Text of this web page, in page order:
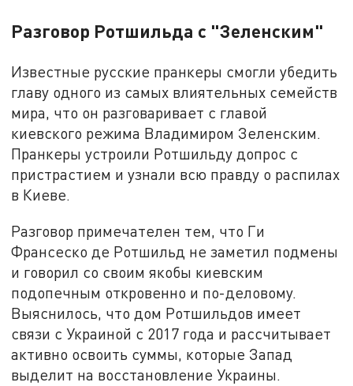
Разговор Ротшильда с "Зеленским"
Известные русские пранкеры смогли убедить
главу одного из самых влиятельных семейств
мира, что он разговаривает с главой
киевского режима Владимиром Зеленским.
Пранкеры устроили Ротшильду допрос с
пристрастием и узнали всю правду о распилах
в Киеве.
Разговор примечателен тем, что Ги
Франсеско де Ротшильд не заметил подмены
и говорил со своим якобы киевским
подопечным откровенно и по-деловому.
Выяснилось, что дом Ротшильдов имеет
связи с Украиной с 2017 года и рассчитывает
активно освоить суммы, которые Запад
выделит на восстановление Украины.